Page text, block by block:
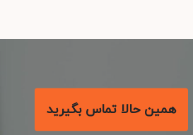
همین حالا تماس بگیرید